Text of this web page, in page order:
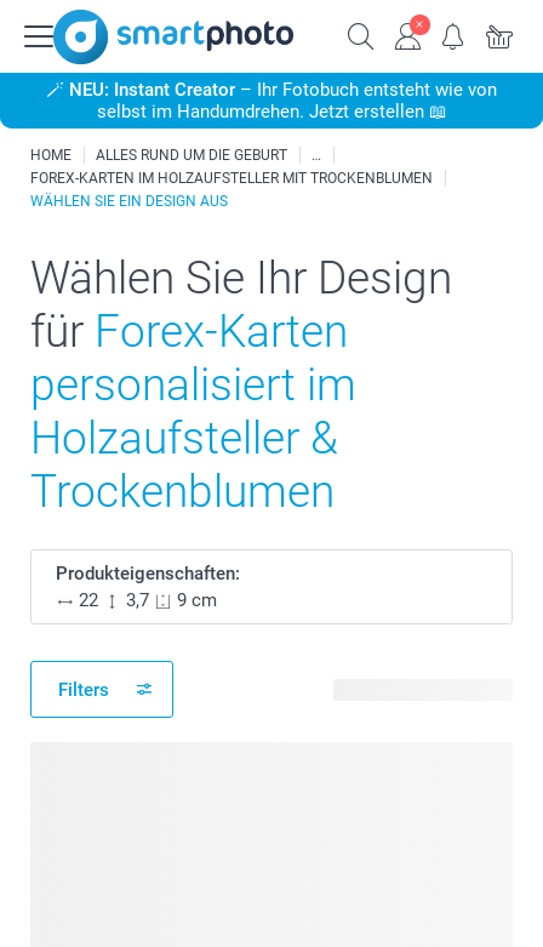
🪄 NEU: Instant Creator – Ihr Fotobuch entsteht wie von
selbst im Handumdrehen. Jetzt erstellen 📖
HOME
ALLES RUND UM DIE GEBURT
FOREX-KARTEN IM HOLZAUFSTELLER MIT TROCKENBLUMEN
WÄHLEN SIE EIN DESIGN AUS
Wählen Sie Ihr Design
für Forex-Karten
personalisiert im
Holzaufsteller &
Trockenblumen
Produkteigenschaften:
22
3,7 9 cm
Filters